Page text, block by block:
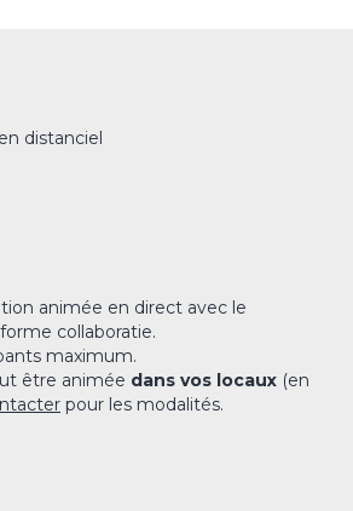
distanciel
animée en direct avec le
collaboratie.
maximum.
être animée dans vos locaux (en
pour les modalités.